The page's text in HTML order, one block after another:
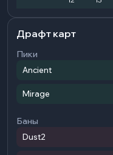
Драфт карт
Пики
Ancient
Mirage
Баны
Dust2